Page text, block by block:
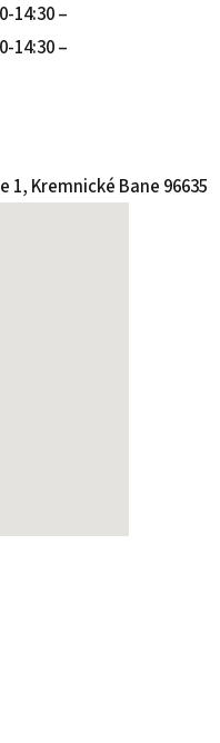
14:30 –
14:30 –
1, Kremnické Bane 96635